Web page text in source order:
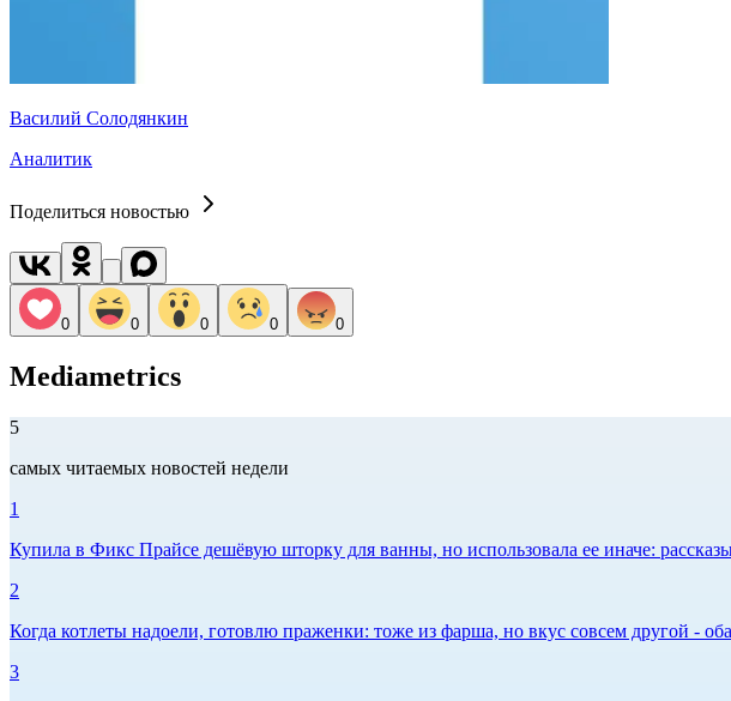
Василий Солодянкин
Аналитик
Поделиться новостью
0 0 0 0 0
Mediametrics
5
самых читаемых новостей недели
1
Купила в Фикс Прайсе дешёвую шторку для ванны, но использовала ее иначе:
2
Когда котлеты надоели, готовлю праженки: тоже из фарша, но вкус совсем другой -
3